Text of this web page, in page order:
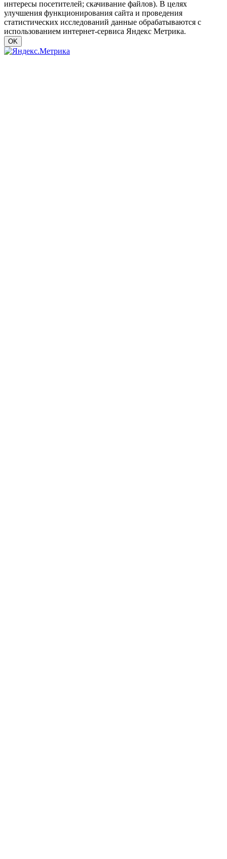
интересы посетителей; скачивание файлов). В целях
улучшения функционирования сайта и проведения
статистических исследований данные обрабатываются с
использованием интернет-сервиса Яндекс Метрика.
OK